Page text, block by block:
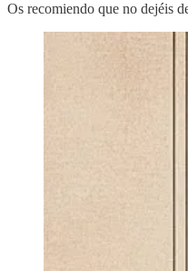
Os recomiendo que no dejéis